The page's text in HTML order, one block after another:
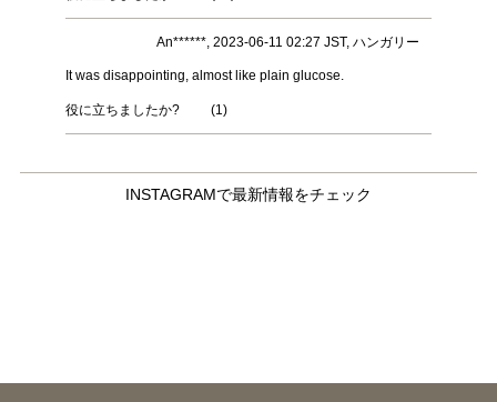
An******, 2023-06-11 02:27 JST, ハンガリー
It was disappointing, almost like plain glucose.
役に立ちましたか? (1)
INSTAGRAMで最新情報をチェック